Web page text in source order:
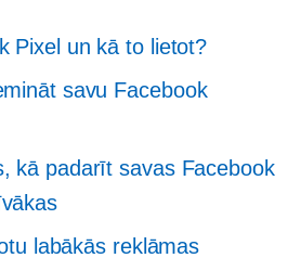
Pixel un kā to lietot?
savu Facebook
kā padarīt savas Facebook
labākās reklāmas